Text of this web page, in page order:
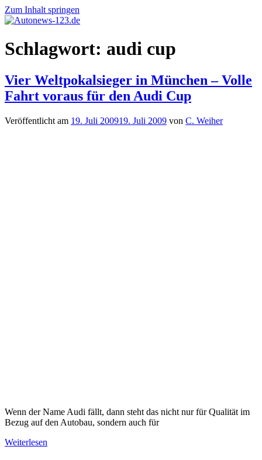
Zum Inhalt springen
Autonews-
123.de
Autonews
mit
Schlagwort: audi cup
Vier Weltpokalsieger in München – Volle
Fahrt voraus für den Audi Cup
Veröffentlicht am 19. Juli 200919. Juli 2009 von C. Weiher
Wenn der Name Audi fällt, dann steht das nicht nur für Qualität im
Bezug auf den Autobau, sondern auch für
Weiterlesen